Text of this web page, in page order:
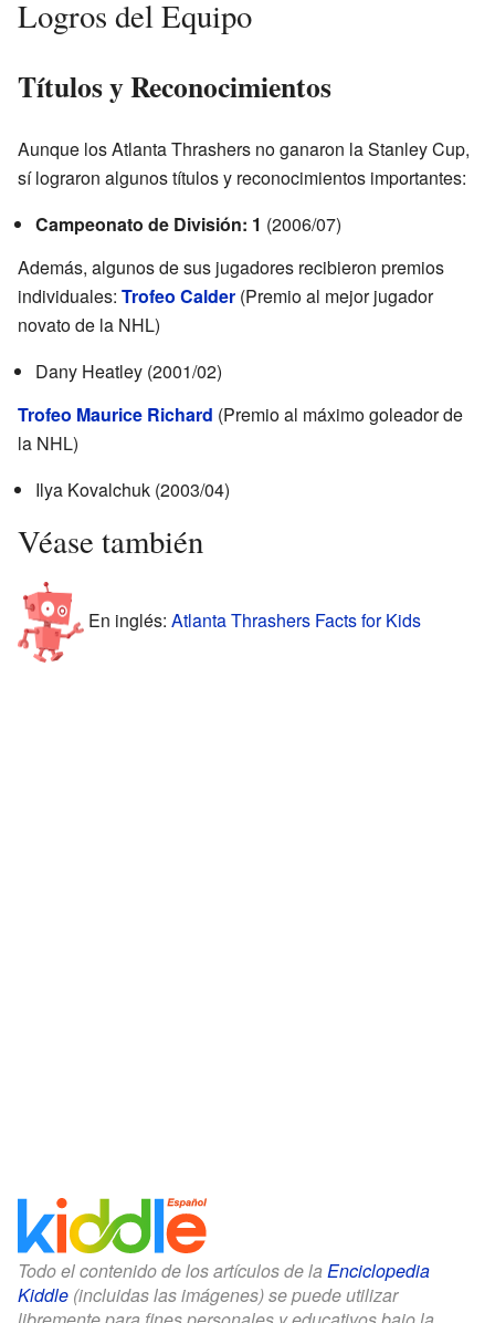
Logros del Equipo
Títulos y Reconocimientos
Aunque los Atlanta Thrashers no ganaron la Stanley Cup,
sí lograron algunos títulos y reconocimientos importantes:
Campeonato de División: 1 (2006/07)
Además, algunos de sus jugadores recibieron premios
individuales: Trofeo Calder (Premio al mejor jugador
novato de la NHL)
Dany Heatley (2001/02)
Trofeo Maurice Richard (Premio al máximo goleador de
la NHL)
Ilya Kovalchuk (2003/04)
Véase también
En inglés: Atlanta Thrashers Facts for Kids
Todo el contenido de los artículos de la Enciclopedia
Kiddle (incluidas las imágenes) se puede utilizar